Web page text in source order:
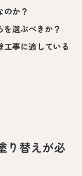
のか？
選ぶべきか？
事に適している
り替えが必